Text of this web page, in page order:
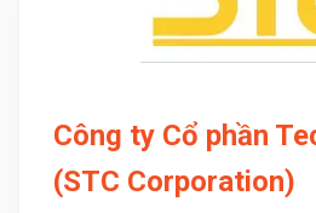
Công ty Cổ phần
(STC Corporation)